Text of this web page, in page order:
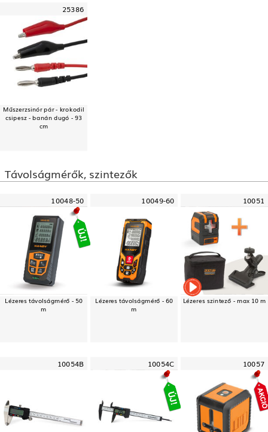
25386
Műszerzsinór pár - krokodil
csipesz - banán dugó - 93
cm
Távolságmérők, szintezők
10048-50
Lézeres távolságmérő - 50
m
10049-60
Lézeres távolságmérő - 60
m
10051
Lézeres szintező - max 10 m
10054B 10054C 10057